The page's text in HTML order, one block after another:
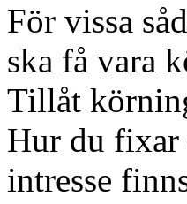
För vissa
ska få vara
Tillåt
Hur du fixar
intresse